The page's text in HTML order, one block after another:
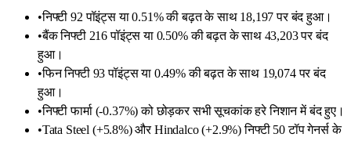
•निफ्टी 92 पॉइंट्स या 0.51% की बढ़त के साथ 18,197 पर बंद हुआ।
•बैंक निफ्टी 216 पॉइंट्स या 0.50% की बढ़त के साथ 43,203 पर बंद
हुआ।
•फिन निफ्टी 93 पॉइंट्स या 0.49% की बढ़त के साथ 19,074 पर बंद
हुआ।
•निफ्टी फार्मा (-0.37%) को छोड़कर सभी सूचकांक हरे निशान में बंद हुए।
•Tata Steel (+5.8%) और Hindalco (+2.9%) निफ्टी 50 टॉप गेनर्स के